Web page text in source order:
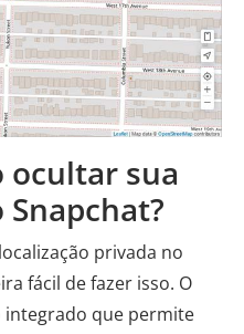
ocultar sua
privada no
fácil de fazer isso. O
que permite